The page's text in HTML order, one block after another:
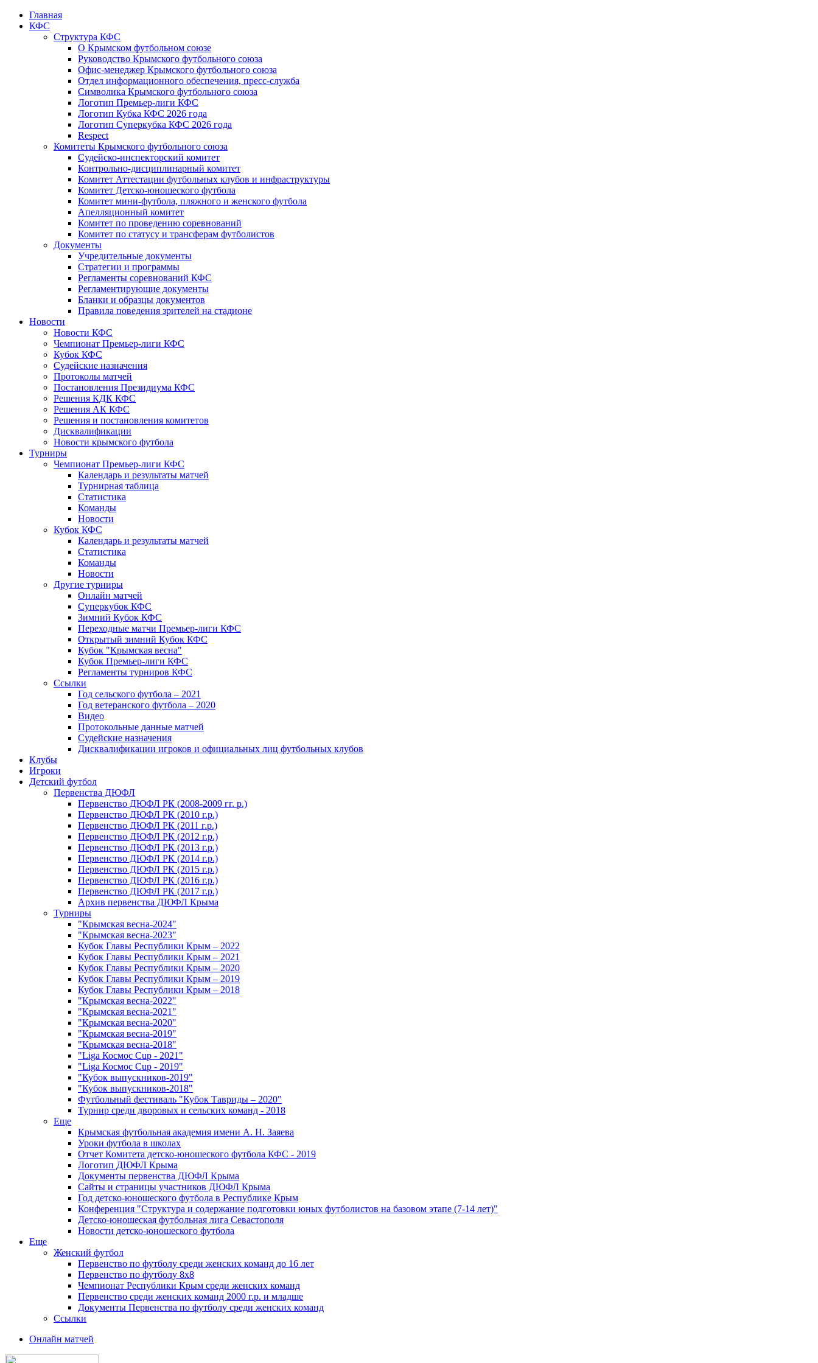
Главная
КФС
Структура КФС
О Крымском футбольном союзе
Руководство Крымского футбольного союза
Офис-менеджер Крымского футбольного союза
Отдел информационного обеспечения, пресс-служба
Символика Крымского футбольного союза
Логотип Премьер-лиги КФС
Логотип Кубка КФС 2026 года
Логотип Суперкубка КФС 2026 года
Respect
Комитеты Крымского футбольного союза
Судейско-инспекторский комитет
Контрольно-дисциплинарный комитет
Комитет Аттестации футбольных клубов и инфраструктуры
Комитет Детско-юношеского футбола
Комитет мини-футбола, пляжного и женского футбола
Апелляционный комитет
Комитет по проведению соревнований
Комитет по статусу и трансферам футболистов
Документы
Учредительные документы
Стратегии и программы
Регламенты соревнований КФС
Регламентирующие документы
Бланки и образцы документов
Правила поведения зрителей на стадионе
Новости
Новости КФС
Чемпионат Премьер-лиги КФС
Кубок КФС
Судейские назначения
Протоколы матчей
Постановления Президиума КФС
Решения КДК КФС
Решения АК КФС
Решения и постановления комитетов
Дисквалификации
Новости крымского футбола
Турниры
Чемпионат Премьер-лиги КФС
Календарь и результаты матчей
Турнирная таблица
Статистика
Команды
Новости
Кубок КФС
Календарь и результаты матчей
Статистика
Команды
Новости
Другие турниры
Онлайн матчей
Суперкубок КФС
Зимний Кубок КФС
Переходные матчи Премьер-лиги КФС
Открытый зимний Кубок КФС
Кубок "Крымская весна"
Кубок Премьер-лиги КФС
Регламенты турниров КФС
Ссылки
Год сельского футбола – 2021
Год ветеранского футбола – 2020
Видео
Протокольные данные матчей
Судейские назначения
Дисквалификации игроков и официальных лиц футбольных клубов
Клубы
Игроки
Детский футбол
Первенства ДЮФЛ
Первенство ДЮФЛ РК (2008-2009 гг. р.)
Первенство ДЮФЛ РК (2010 г.р.)
Первенство ДЮФЛ РК (2011 г.р.)
Первенство ДЮФЛ РК (2012 г.р.)
Первенство ДЮФЛ РК (2013 г.р.)
Первенство ДЮФЛ РК (2014 г.р.)
Первенство ДЮФЛ РК (2015 г.р.)
Первенство ДЮФЛ РК (2016 г.р.)
Первенство ДЮФЛ РК (2017 г.р.)
Архив первенства ДЮФЛ Крыма
Турниры
"Крымская весна-2024"
"Крымская весна-2023"
Кубок Главы Республики Крым – 2022
Кубок Главы Республики Крым – 2021
Кубок Главы Республики Крым – 2020
Кубок Главы Республики Крым – 2019
Кубок Главы Республики Крым – 2018
"Крымская весна-2022"
"Крымская весна-2021"
"Крымская весна-2020"
"Крымская весна-2019"
"Крымская весна-2018"
"Liga Космос Cup - 2021"
"Liga Космос Cup - 2019"
"Кубок выпускников-2019"
"Кубок выпускников-2018"
Футбольный фестиваль "Кубок Тавриды – 2020"
Турнир среди дворовых и сельских команд - 2018
Еще
Крымская футбольная академия имени А. Н. Заяева
Уроки футбола в школах
Отчет Комитета детско-юношеского футбола КФС - 2019
Логотип ДЮФЛ Крыма
Документы первенства ДЮФЛ Крыма
Сайты и страницы участников ДЮФЛ Крыма
Год детско-юношеского футбола в Республике Крым
Конференция "Структура и содержание подготовки юных футболистов на базовом этапе (7-14 лет)"
Детско-юношеская футбольная лига Севастополя
Новости детско-юношеского футбола
Еще
Женский футбол
Первенство по футболу среди женских команд до 16 лет
Первенство по футболу 8х8
Чемпионат Республики Крым среди женских команд
Первенство среди женских команд 2000 г.р. и младше
Документы Первенства по футболу среди женских команд
Ссылки
Онлайн матчей